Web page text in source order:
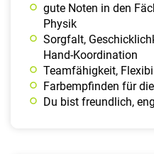
gute Noten in den
Physik
Sorgfalt,
Hand-Koordination
Teamfähigkeit,
Farbempfinden für
Du bist freundlich,